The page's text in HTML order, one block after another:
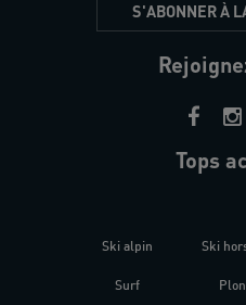
S'ABONNER À
Tops
Ski alpin
Surf
Ski